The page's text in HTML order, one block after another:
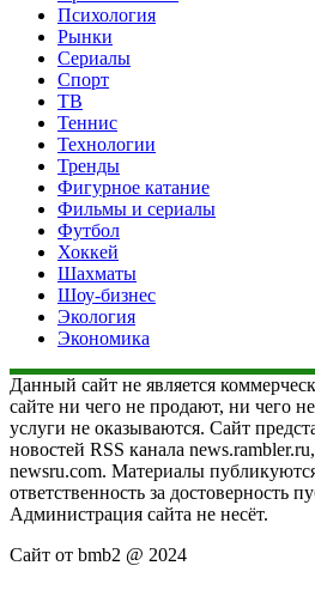
Психология
Рынки
Сериалы
Спорт
ТВ
Теннис
Технологии
Тренды
Фигурное катание
Фильмы и сериалы
Футбол
Хоккей
Шахматы
Шоу-бизнес
Экология
Экономика
Данный сайт не является
сайте ни чего не продают, ни чего
услуги не оказываются. Сайт
новостей RSS канала
newsru.com. Материалы
ответственность за достоверность
Администрация сайта не несёт.
Сайт от bmb2 @ 2024